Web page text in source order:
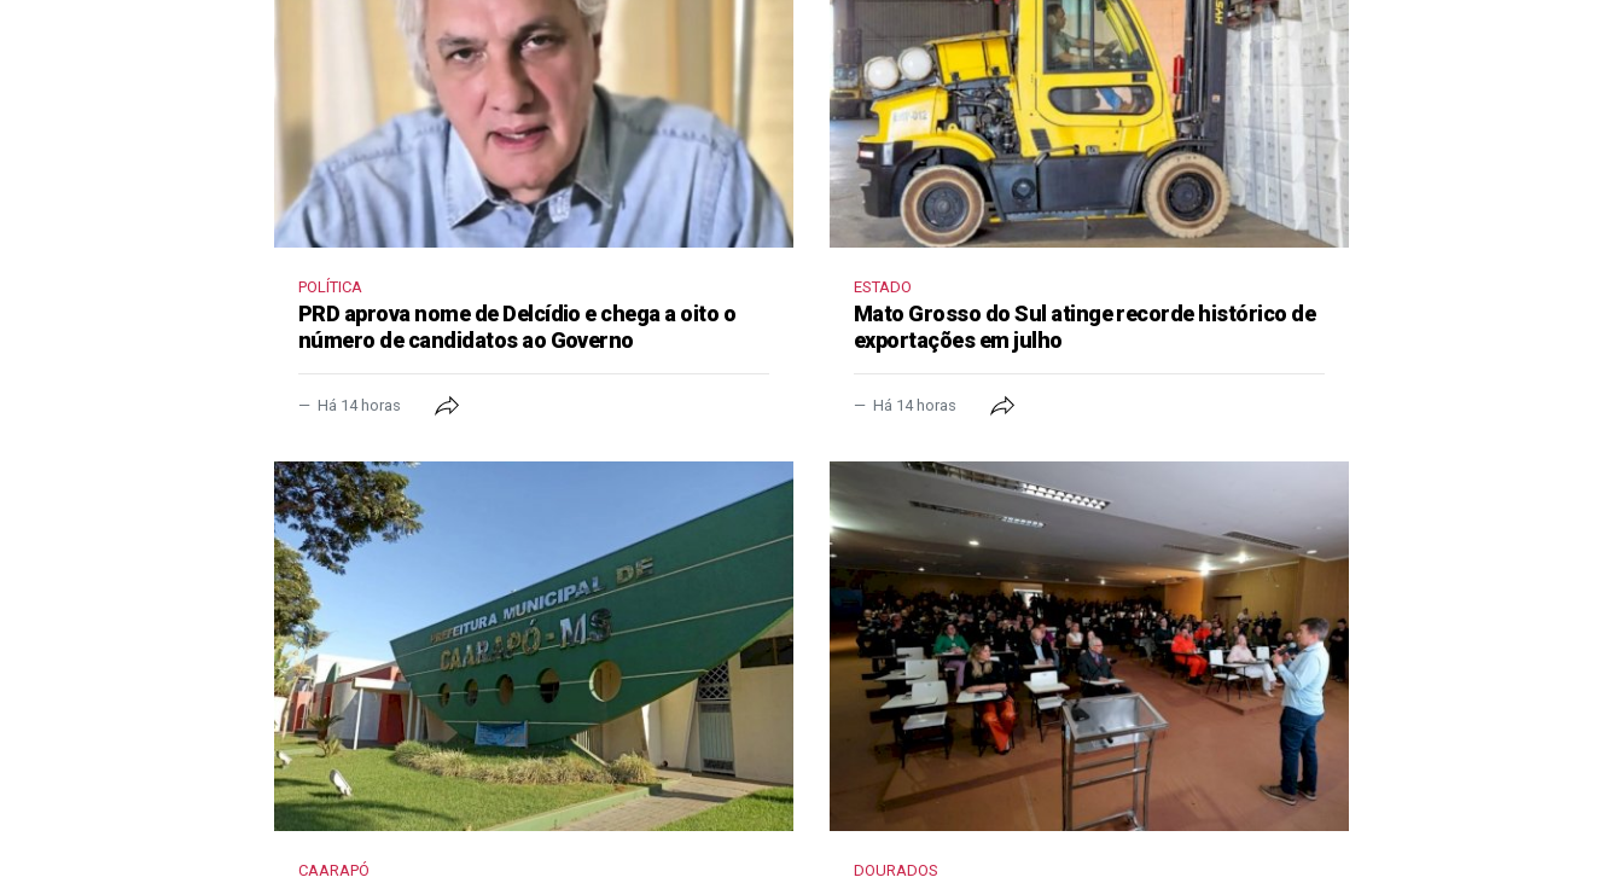
POLÍTICA
PRD aprova nome de Delcídio e chega a oito o
número de candidatos ao Governo
Há 14 horas
ESTADO
Mato Grosso do Sul atinge recorde histórico de
exportações em julho
Há 14 horas
CAARAPÓ DOURADOS